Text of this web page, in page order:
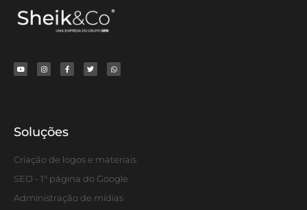
Soluções
Criação de logos e materiais
SEO - 1° página do Google
Administração de mídias